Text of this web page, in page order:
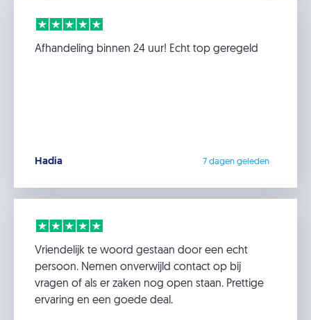
Afhandeling binnen 24 uur! Echt top geregeld
Hadia 7 dagen geleden
Vriendelijk te woord gestaan door een echt
persoon. Nemen onverwijld contact op bij
vragen of als er zaken nog open staan. Prettige
ervaring en een goede deal.